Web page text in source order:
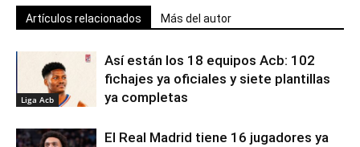
Artículos relacionados Más del autor
Liga Acb
Así están los 18 equipos Acb: 102
fichajes ya oficiales y siete plantillas
ya completas
El Real Madrid tiene 16 jugadores ya